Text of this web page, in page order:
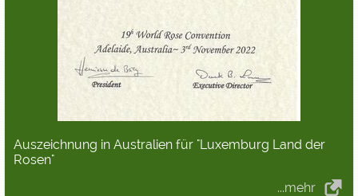
Auszeichnung in Australien für "Luxemburg Land der
Rosen"
...mehr